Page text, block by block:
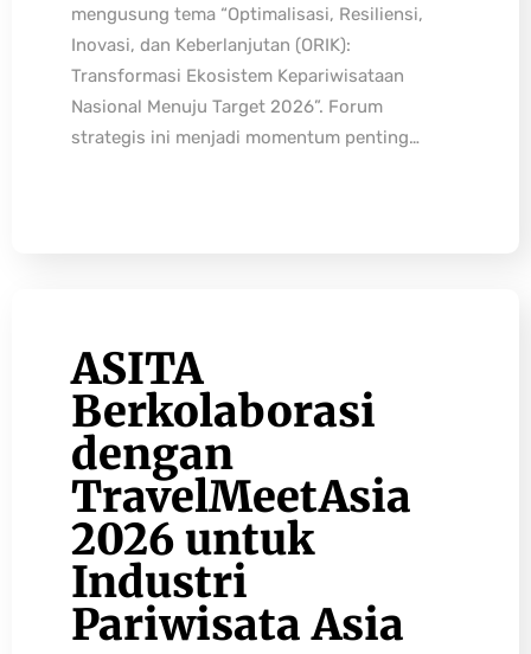
mengusung tema “Optimalisasi, Resiliensi,
Inovasi, dan Keberlanjutan (ORIK):
Transformasi Ekosistem Kepariwisataan
Nasional Menuju Target 2026”. Forum
strategis ini menjadi momentum penting…
ASITA
Berkolaborasi
dengan
TravelMeetAsia
2026 untuk
Industri
Pariwisata Asia